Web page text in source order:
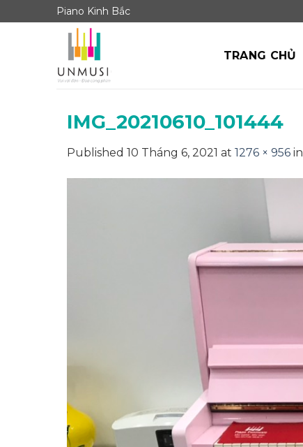
to
Piano Kinh Bắc
TRANG CHỦ
IMG_20210610_101444
Published 10 Tháng 6, 2021 at 1276 × 956in